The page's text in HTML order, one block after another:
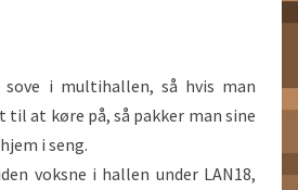
sove i multihallen, så hvis man
at køre på, så pakker man sine
i seng.
voksne i hallen under LAN18,